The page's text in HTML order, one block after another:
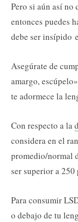
Pero si aún así no
entonces puedes
debe ser insípido
Asegúrate de
amargo,
te adormece la
Con respecto a la
considera en el
promedio/normal
ser superior a 250
Para consumir
o debajo de tu